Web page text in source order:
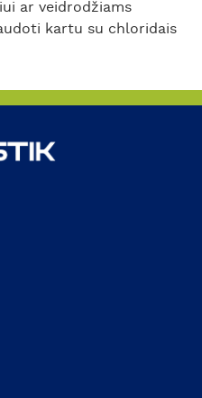
ar veidrodžiams
kartu su chloridais